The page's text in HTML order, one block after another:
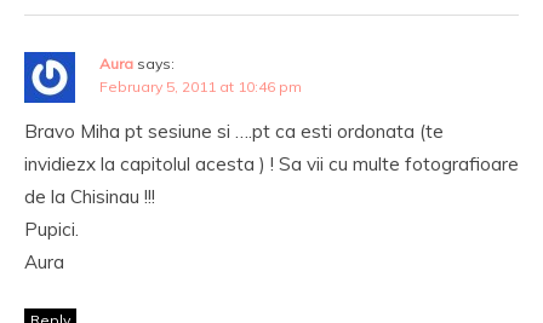
Aura says:
February 5, 2011 at 10:46 pm
Bravo Miha pt sesiune si ….pt ca esti ordonata (te
invidiezx la capitolul acesta ) ! Sa vii cu multe fotografioare
de la Chisinau !!!
Pupici.
Aura